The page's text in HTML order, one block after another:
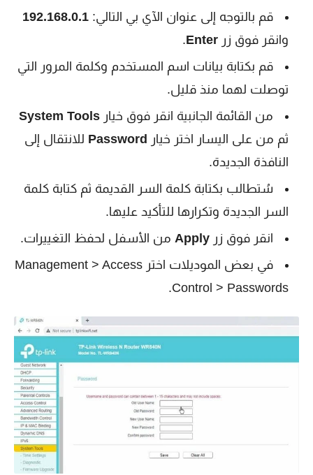
قم بالتوجه إلى عنوان الآي بي التالي: 192.168.0.1
وانقر فوق زر Enter
.
قم بكتابة بيانات اسم المستخدم وكلمة المرور التي
توصلت لهما منذ قليل.
من القائمة الجانبية انقر فوق خيار System Tools
ثم من على اليسار اختر خيار Password للانتقال إلى
النافذة الجديدة.
سُتطالب بكتابة كلمة السر القديمة ثم كتابة كلمة
السر الجديدة وتكرارها للتأكيد عليها.
انقر فوق زر Apply من الأسفل لحفظ التغييرات.
في بعض الموديلات اختر Management > Access
Control > Passwords.